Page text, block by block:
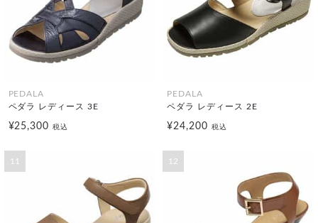
PEDALA
ペダラ レディース 3E
¥25,300税込
PEDALA
ペダラ レディース 2E
¥24,200 税込
11 12